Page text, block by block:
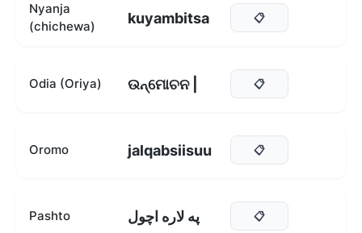
Nyanja
(chichewa)
kuyambitsa 📋
Odia (Oriya) ଉନ୍ମୋଚନ | 📋
Oromo jalqabsiisuu 📋
Pashto په لاره اچول 📋